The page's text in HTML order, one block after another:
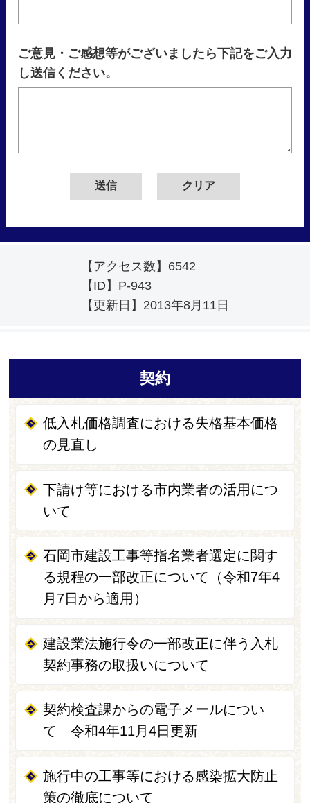
ご意見・ご感想等がございましたら下記をご入力
し送信ください。
【アクセス数】 6542
【ID】 P-943
【更新日】 2013年8月11日
契約
低入札価格調査における失格基本価格
の見直し
下請け等における市内業者の活用につ
いて
石岡市建設工事等指名業者選定に関す
る規程の一部改正について（令和7年4
月7日から適用）
建設業法施行令の一部改正に伴う入札
契約事務の取扱いについて
契約検査課からの電子メールについ
て 令和4年11月4日更新
施行中の工事等における感染拡大防止
策の徹底について